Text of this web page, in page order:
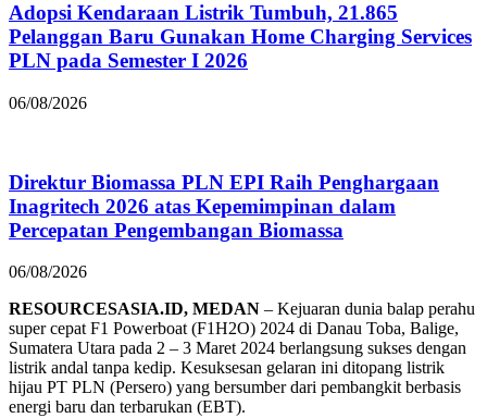
Adopsi Kendaraan Listrik Tumbuh, 21.865
Pelanggan Baru Gunakan Home Charging Services
PLN pada Semester I 2026
06/08/2026
Direktur Biomassa PLN EPI Raih Penghargaan
Inagritech 2026 atas Kepemimpinan dalam
Percepatan Pengembangan Biomassa
06/08/2026
RESOURCESASIA.ID, MEDAN – Kejuaran dunia balap perahu
super cepat F1 Powerboat (F1H2O) 2024 di Danau Toba, Balige,
Sumatera Utara pada 2 – 3 Maret 2024 berlangsung sukses dengan
listrik andal tanpa kedip. Kesuksesan gelaran ini ditopang listrik
hijau PT PLN (Persero) yang bersumber dari pembangkit berbasis
energi baru dan terbarukan (EBT).